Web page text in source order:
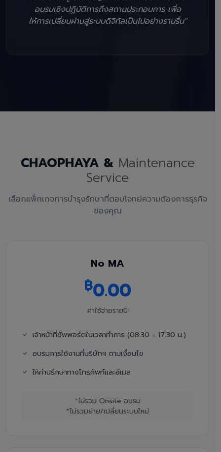
อบรมเชิงปฏิบัติการถึงสถานประกอบการ เพื่อ
ให้การเปลี่ยนผ่านสู่ระบบดิจิทัลเป็นไปอย่างราบรื่น"
CHAOPHAYA & Maintenance
Service
เลือกแพ็กเกจการบำรุงรักษาที่ตอบโจทย์ความต้องการธุรกิจ
ของคุณ
No MA
฿0.00
ค่าใช้จ่ายรายปี
เจ้าหน้าที่ซัพพอร์ตในเวลาทำการ (08:30 - 17:30 น.)
อบรมการใช้งานที่บริษัทฯ ตามเงื่อนไข
ให้คำปรึกษาทางโทรศัพท์และอีเมล
*ไม่รวม Onsite อบรม
*ไม่รวมย้าย/เปลี่ยนระบบใหม่